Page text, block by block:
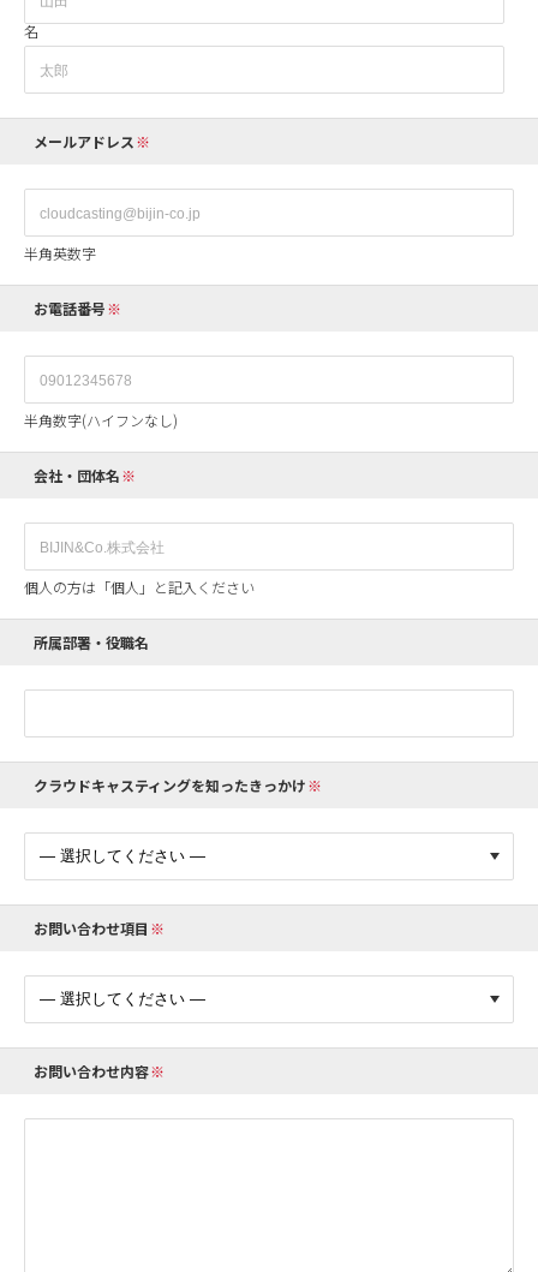
名
メールアドレス
半角英数字
お電話番号
半角数字(ハイフンなし)
会社・団体名
個人の方は「個人」と記入ください
所属部署・役職名
クラウドキャスティングを知ったきっかけ
お問い合わせ項目
お問い合わせ内容